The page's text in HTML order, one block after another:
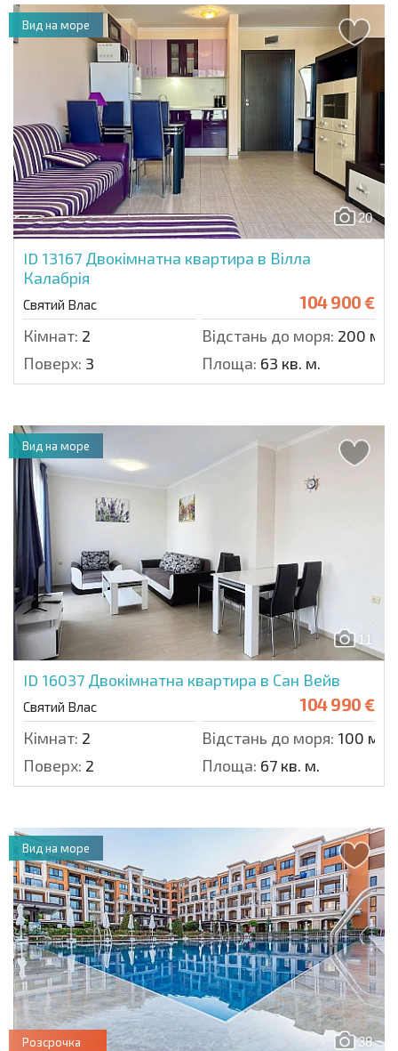
20
ID 13167 Двокімнатна квартира в Вілла
Калабрія
Святий Влас 104 900 €
Кімнат: 2 Відстань до моря: 200 м.
Поверх: 3 Площа: 63 кв. м.
Вид на море
11
ID 16037 Двокімнатна квартира в Сан Вейв
Святий Влас 104 990 €
Кімнат: 2 Відстань до моря: 100 м.
Поверх: 2 Площа: 67 кв. м.
Вид на море
38
Розсрочка
Вид на море